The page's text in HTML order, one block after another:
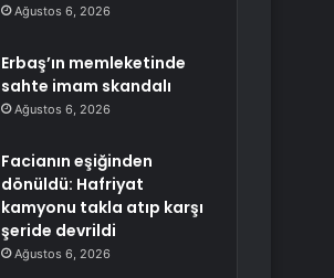
Ağustos 6, 2026
Erbaş’ın memleketinde
sahte imam skandalı
Ağustos 6, 2026
Facianın eşiğinden
dönüldü: Hafriyat
kamyonu takla atıp karşı
şeride devrildi
Ağustos 6, 2026